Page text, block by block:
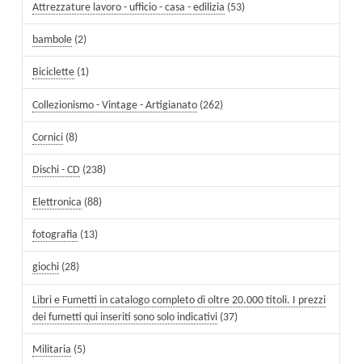
Attrezzature lavoro - ufficio - casa - edilizia (53)
bambole (2)
Biciclette (1)
Collezionismo - Vintage - Artigianato (262)
Cornici (8)
Dischi - CD (238)
Elettronica (88)
fotografia (13)
giochi (28)
Libri e Fumetti in catalogo completo di oltre 20.000 titoli. I prezzi
dei fumetti qui inseriti sono solo indicativi (37)
Militaria (5)